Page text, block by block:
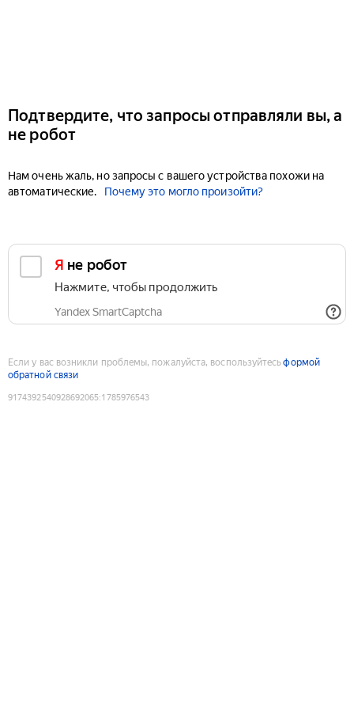
Подтвердите, что запросы отправляли вы, а
не робот
Нам очень жаль, но запросы с вашего устройства похожи на
автоматические.
Почему это могло произойти?
Я не робот
Нажмите, чтобы продолжить
Yandex SmartCaptcha
Если у вас возникли проблемы, пожалуйста, воспользуйтесьформой
обратной связи
9174392540928692065:1785976543